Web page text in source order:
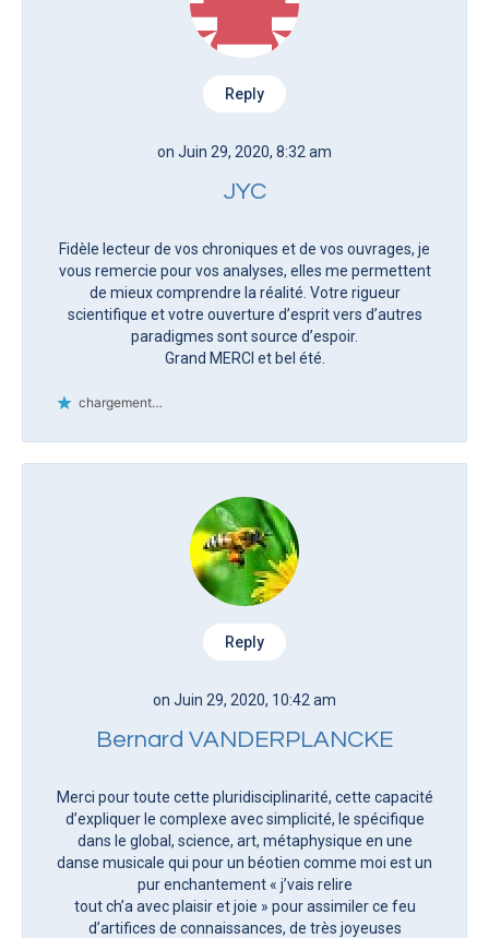
Reply
on Juin 29, 2020, 8:32 am
JYC
Fidèle lecteur de vos chroniques et de vos ouvrages, je
vous remercie pour vos analyses, elles me permettent
de mieux comprendre la réalité. Votre rigueur
scientifique et votre ouverture d’esprit vers d’autres
paradigmes sont source d’espoir.
Grand MERCI et bel été.
chargement…
Reply
on Juin 29, 2020, 10:42 am
Bernard VANDERPLANCKE
Merci pour toute cette pluridisciplinarité, cette capacité
d’expliquer le complexe avec simplicité, le spécifique
dans le global, science, art, métaphysique en une
danse musicale qui pour un béotien comme moi est un
pur enchantement « j’vais relire
tout ch’a avec plaisir et joie » pour assimiler ce feu
d’artifices de connaissances, de très joyeuses